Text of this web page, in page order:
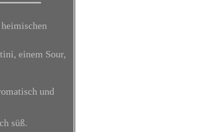
einem Sour,
und
süß.